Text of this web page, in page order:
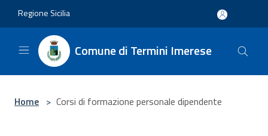
Regione Sicilia
Comune di Termini Imerese
Home > Corsi di formazione personale dipendente